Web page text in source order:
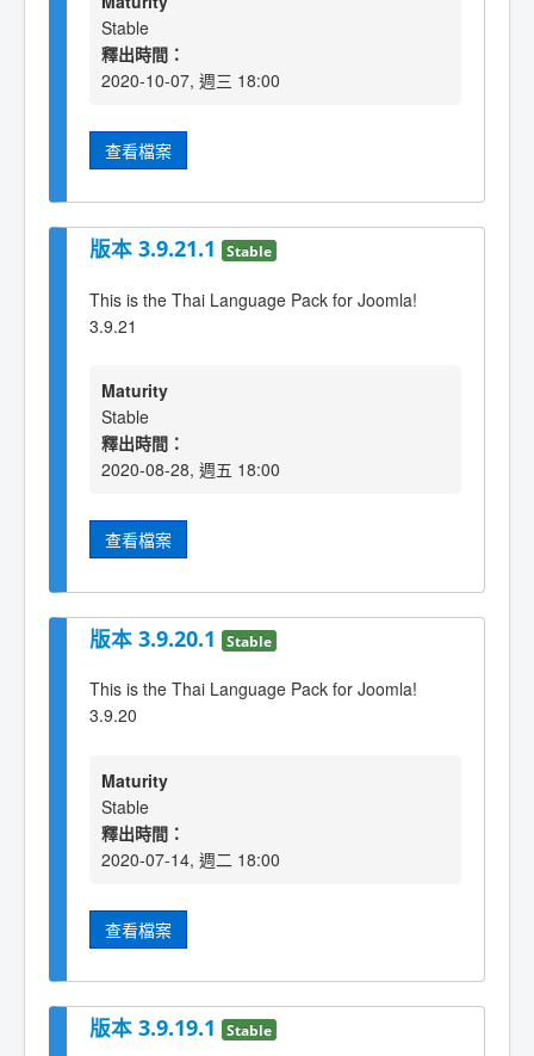
Stable
釋出時間：
2020-10-07, 週三 18:00
查看檔案
版本 3.9.21.1 Stable
This is the Thai Language Pack for Joomla!
3.9.21
Maturity
Stable
釋出時間：
2020-08-28, 週五 18:00
查看檔案
版本 3.9.20.1 Stable
This is the Thai Language Pack for Joomla!
3.9.20
Maturity
Stable
釋出時間：
2020-07-14, 週二 18:00
查看檔案
版本 3.9.19.1 Stable